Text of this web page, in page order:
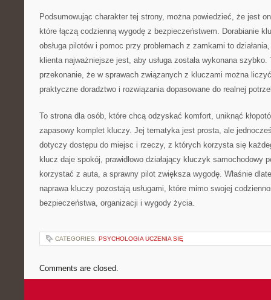
Podsumowując charakter tej strony, można powiedzieć, że jest
które łączą codzienną wygodę z bezpieczeństwem. Dorabianie
obsługa pilotów i pomoc przy problemach z zamkami to
klienta najważniejsze jest, aby usługa została wykonana
przekonanie, że w sprawach związanych z kluczami można
praktyczne doradztwo i rozwiązania dopasowane do realnej
To strona dla osób, które chcą odzyskać komfort, uniknąć
zapasowy komplet kluczy. Jej tematyka jest prosta, ale
dotyczy dostępu do miejsc i rzeczy, z których korzysta się
klucz daje spokój, prawidłowo działający kluczyk samochodowy
korzystać z auta, a sprawny pilot zwiększa wygodę. Właśnie
naprawa kluczy pozostają usługami, które mimo swojej
bezpieczeństwa, organizacji i wygody życia.
CATEGORIES: PSYCHOLOGIA UCZENIA SIĘ
Comments are closed.